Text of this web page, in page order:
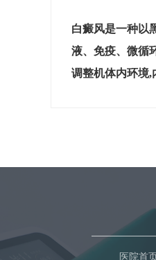
白癜风是一种以
液、免疫、微循
调整机体内环境,
医院首页